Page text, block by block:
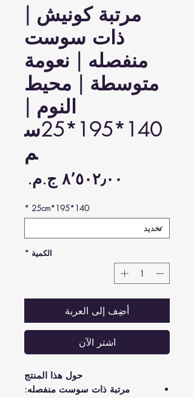
مرتبة كونيش |
ذات سوست
منفصله | نعومة
متوسطة | محيط
النوم |
140*195*25س
م
140*195*25cm
*
الكمية *
أضِف إلى العربة
اشترِ الآن
حول هذا المنتج
مرتبة ذات سوست منفصله: